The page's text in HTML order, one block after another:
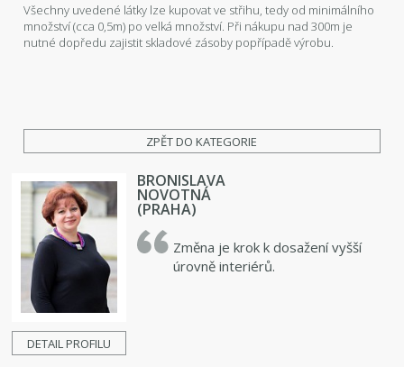
Všechny uvedené látky lze kupovat ve střihu, tedy od minimálního
množství (cca 0,5m) po velká množství. Při nákupu nad 300m je
nutné dopředu zajistit skladové zásoby popřípadě výrobu.
ZPĚT DO KATEGORIE
DETAIL PROFILU
BRONISLAVA
NOVOTNÁ
(PRAHA)
Změna je krok k dosažení vyšší
úrovně interiérů.